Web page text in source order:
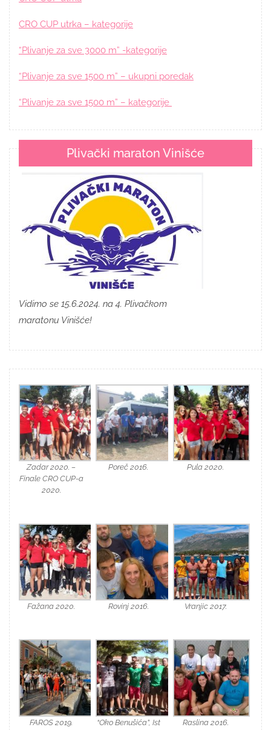
CRO CUP utrka – kategorije
“Plivanje za sve 3000 m” -kategorije
“Plivanje za sve 1500 m” – ukupni poredak
“Plivanje za sve 1500 m” – kategorije
Plivački maraton Vinišće
Vidimo se 15.6.2024. na 4. Plivačkom
maratonu Vinišće!
Zadar 2020. –
Finale CRO CUP-a
2020.
Poreč 2016. Pula 2020.
Fažana 2020. Rovinj 2016. Vranjic 2017.
FAROS 2019.
“Oko Benušića”, Ist
Raslina 2016.